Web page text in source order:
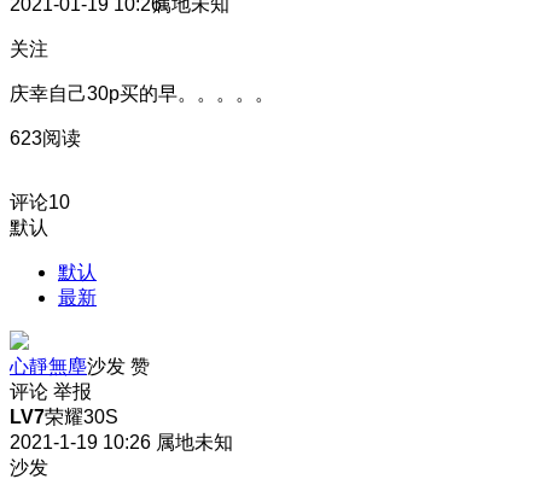
关注
庆幸自己30p买的早。。。。。
623阅读
评论10
默认
默认
最新
心靜無塵沙发 赞
评论 举报
LV7荣耀30S
2021-1-19 10:26 属地未知
沙发